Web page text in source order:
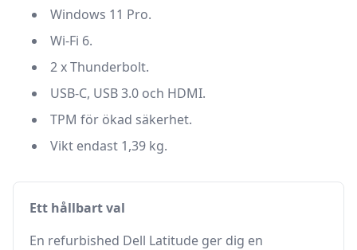
Windows 11 Pro.
Wi-Fi 6.
2 x Thunderbolt.
USB-C, USB 3.0 och HDMI.
TPM för ökad säkerhet.
Vikt endast 1,39 kg.
Ett hållbart val
En refurbished Dell Latitude ger dig en